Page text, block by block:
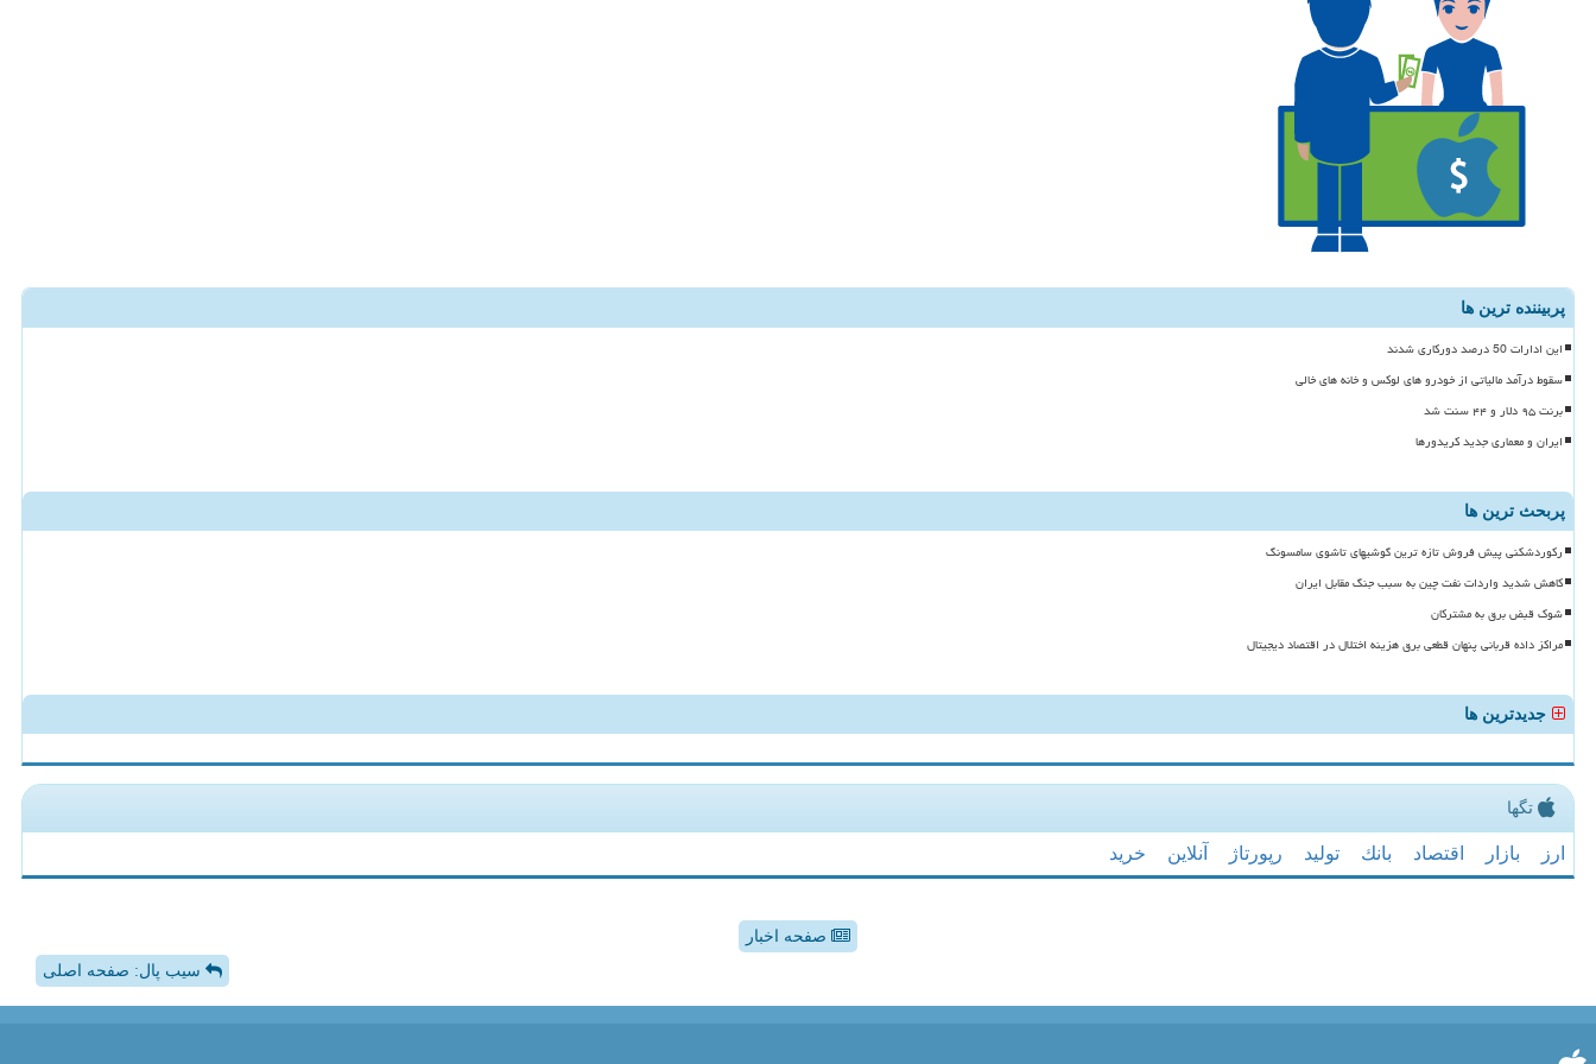
پربیننده ترین ها
این ادارات 50 درصد دورکاری شدند
سقوط درآمد مالیاتی از خودرو های لوکس و خانه های خالی
برنت ۹۵ دلار و ۴۴ سنت شد
ایران و معماری جدید کریدورها
پربحث ترین ها
رکوردشکنی پیش فروش تازه ترین گوشیهای تاشوی سامسونگ
کاهش شدید واردات نفت چین به سبب جنگ مقابل ایران
شوک قبض برق به مشترکان
مراکز داده قربانی پنهان قطعی برق هزینه اختلال در اقتصاد دیجیتال
جدیدترین ها
تگها
ارز بازار اقتصاد بانك تولید رپورتاژ آنلاین خرید
صفحه اخبار
سیب پال: صفحه اصلی